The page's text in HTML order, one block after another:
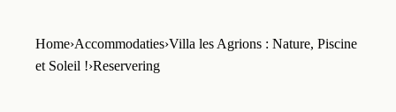
Home›Accommodaties›Villa les Agrions : Nature, Piscine
et Soleil !›Reservering
Villa les